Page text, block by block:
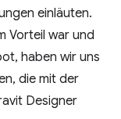
einläuten.
Vorteil war und
haben wir uns
die mit der
Designer